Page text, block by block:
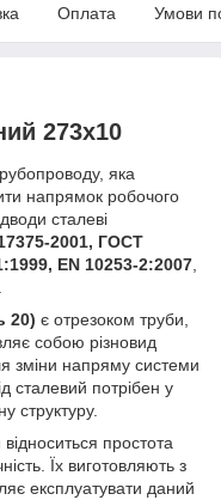
Оплата Умови
273х10
яка
напрямок робочого
сталеві
2001, ГОСТ
EN 10253-2:2007,
20) є отрезоком труби,
собою різновид
зміни напряму системи
сталевий потрібен у
структуру.
простота
Їх виготовляють з
експлуатувати даний